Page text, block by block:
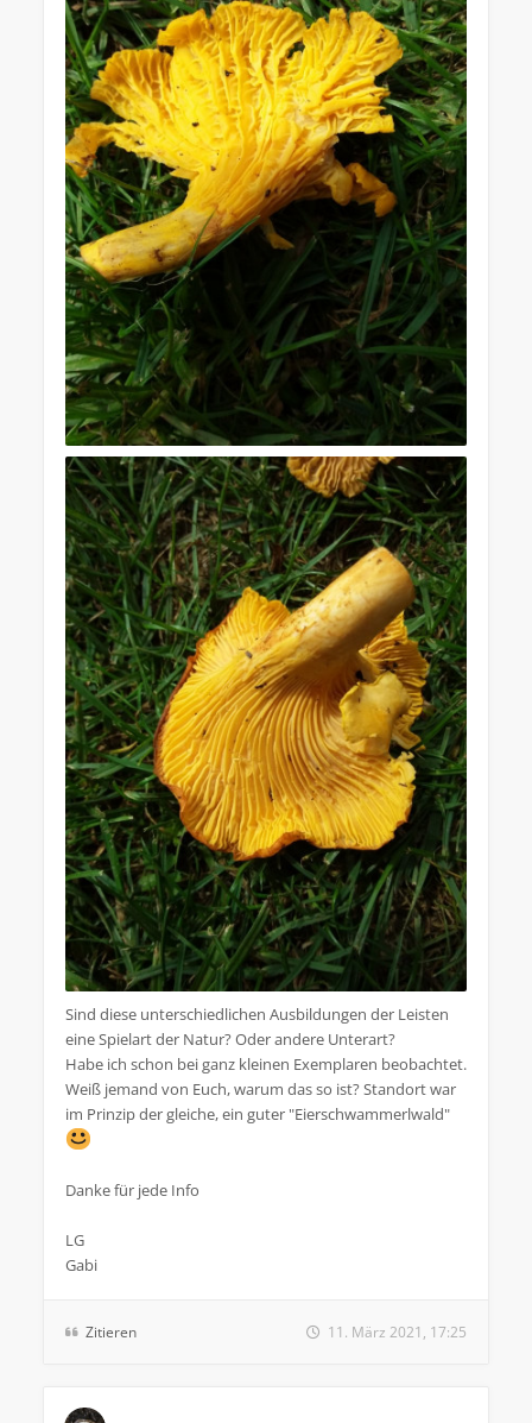
Sind diese unterschiedlichen Ausbildungen der Leisten
eine Spielart der Natur? Oder andere Unterart?
Habe ich schon bei ganz kleinen Exemplaren beobachtet.
Weiß jemand von Euch, warum das so ist? Standort war
im Prinzip der gleiche, ein guter "Eierschwammerlwald"
Danke für jede Info
LG
Gabi
Zitieren 11. März 2021, 17:25